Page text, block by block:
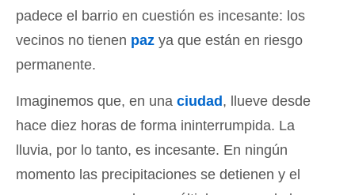
padece el barrio en cuestión es incesante: los
vecinos no tienen paz ya que están en riesgo
permanente.
Imaginemos que, en una ciudad , llueve desde
hace diez horas de forma ininterrumpida. La
lluvia, por lo tanto, es incesante. En ningún
momento las precipitaciones se detienen y el